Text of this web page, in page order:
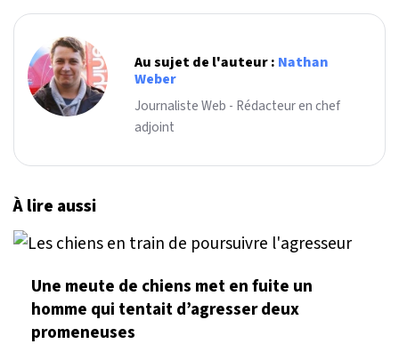
Au sujet de l'auteur : Nathan
Weber
Journaliste Web - Rédacteur en chef
adjoint
À lire aussi
Une meute de chiens met en fuite un
homme qui tentait d’agresser deux
promeneuses